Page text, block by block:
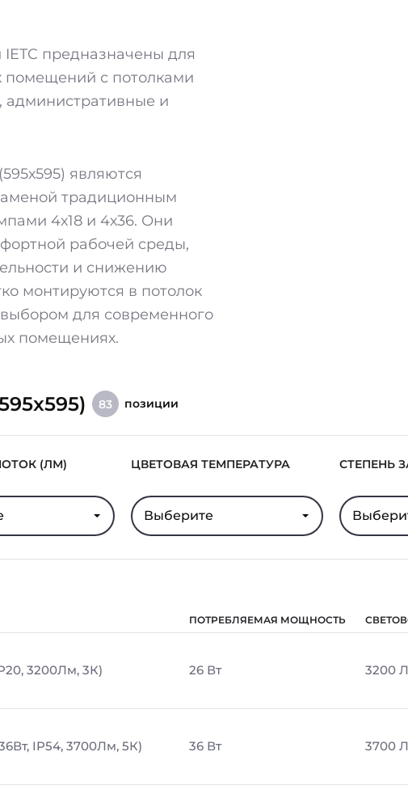
предназначены для
с потолками
административные и
являются
традиционным
4х18 и 4х36. Они
рабочей среды,
и снижению
монтируются в потолок
для современного
помещениях.
83 позиции
(ЛМ) ЦВЕТОВАЯ ТЕМПЕРАТУРА
Выберите
СТЕПЕНЬ
ПОТРЕБЛЯЕМАЯ МОЩНОСТЬ
3200Лм, 3К) 26 Вт 3200
IP54, 3700Лм, 5К) 36 Вт 3700